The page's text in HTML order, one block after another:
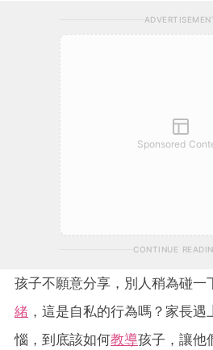
Sponsored
CONTINUE
孩子不願意分享，別人稍為碰一
緒 ，這是自私的行為嗎？家長
惱，到底該如何教導孩子，讓他